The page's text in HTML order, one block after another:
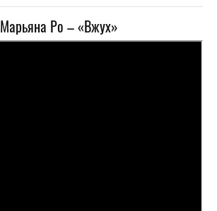
Марьяна Ро – «Вжух»